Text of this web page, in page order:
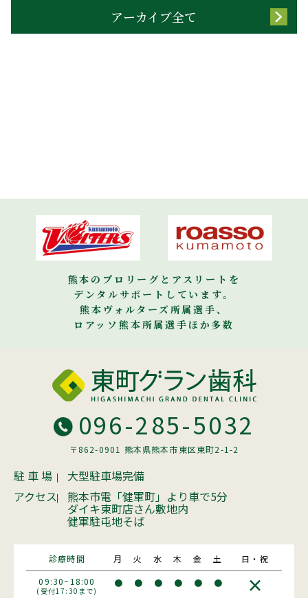
アーカイブ全て
熊本のプロリーグとアスリートを
デンタルサポートしています。
熊本ヴォルターズ所属選手、
ロアッソ熊本所属選手ほか多数
096-285-5032
〒862-0901 熊本県熊本市東区東町2-1-2
駐 車 場
大型駐車場完備
アクセス
熊本市電「健軍町」より車で5分
ダイキ東町店さん敷地内
健軍駐屯地そば
診療時間 月 火 水 木 金 土
日・祝
09:30~18:00
(受付17:30まで)
● ● ● ● ● ● ×